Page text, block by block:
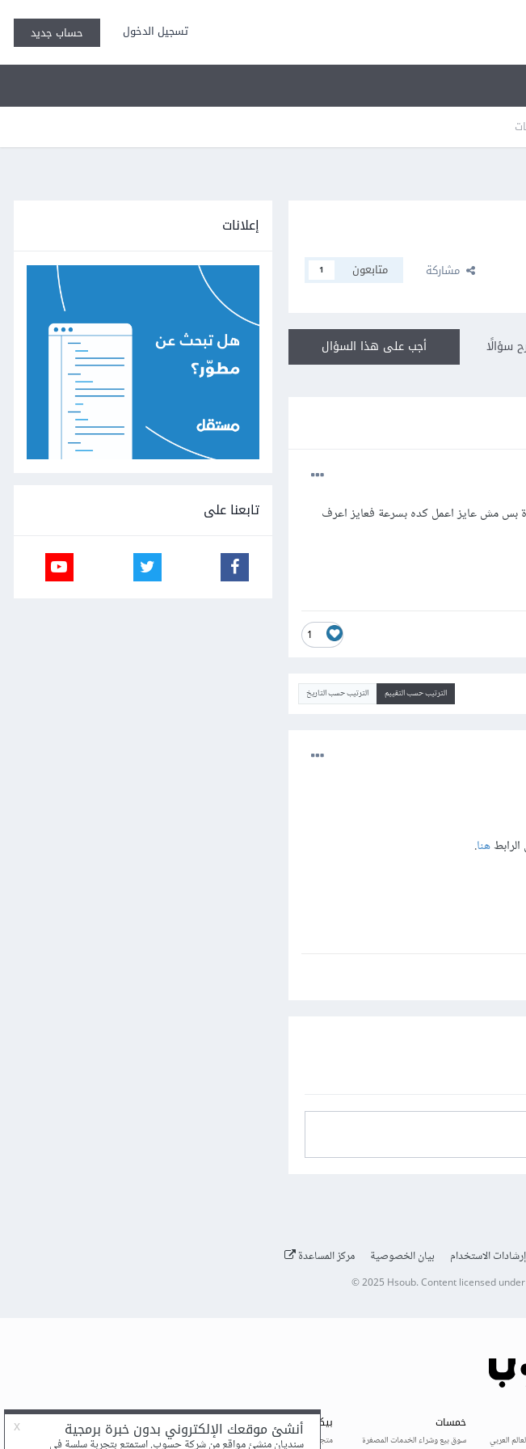
تسجيل الدخول حساب جديد
مشاركة متابعون 1
أجب على هذا السؤال سؤالًا
بس مش عايز اعمل كده بسرعة فعايز اعرف
1
الترتيب حسب التقييم الترتيب حسب التاريخ
هنا.
إعلانات
تابعنا على
إرشادات الاستخدام بيان الخصوصية مركز المساعدة
© 2025 Hsoub.Content licensed under